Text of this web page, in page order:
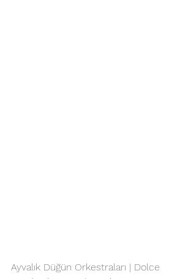
Ayvalık Düğün Orkestraları | Dolce